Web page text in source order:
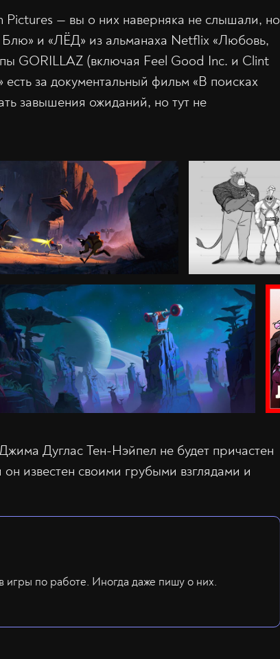
Pictures — вы о них наверняка не слышали, но
и «ЛЁД» из альманаха Netflix «Любовь,
GORILLAZ (включая Feel Good Inc. и Clint
за документальный фильм «В поисках
завышения ожиданий, но тут не
Дуглас Тен-Нэйпел не будет причастен
известен своими грубыми взглядами и
по работе. Иногда даже пишу о них.